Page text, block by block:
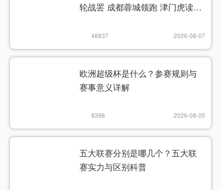
轮战罢 成都蓉城领跑 津门虎读秒
48837 2026-08-07
欧洲超级杯是什么？参赛规则与
赛事意义详解
8398 2026-08-05
五大联赛分别是哪几个？五大联
赛实力与区别科普